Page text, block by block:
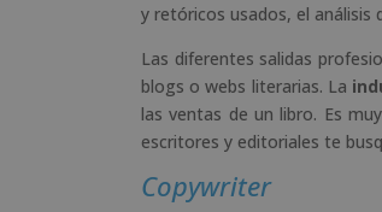
y retóricos usados, el análisis
Las diferentes salidas
blogs o webs literarias. La
las ventas de un libro. Es
escritores y editoriales te
Copywriter